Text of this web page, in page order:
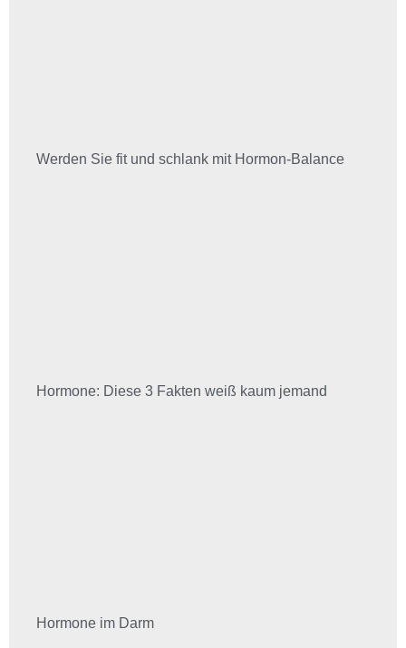
Werden Sie fit und schlank mit Hormon-Balance
Hormone: Diese 3 Fakten weiß kaum jemand
Hormone im Darm